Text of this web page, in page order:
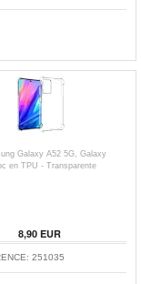
Galaxy A52 5G, Galaxy
en TPU - Transparente
8,90EUR
251035